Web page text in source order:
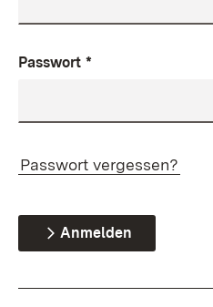
Passwort *
Passwort vergessen?
Anmelden